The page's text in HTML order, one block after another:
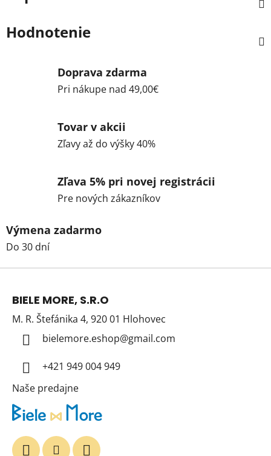
Hodnotenie
Doprava zdarma
Pri nákupe nad 49,00€
Tovar v akcii
Zľavy až do výšky 40%
Zľava 5% pri novej registrácii
Pre nových zákazníkov
Výmena zadarmo
Do 30 dní
Z
BIELE MORE, S.R.O
M. R. Štefánika 4, 920 01 Hlohovec
bielemore.eshop@gmail.com
+421 949 004 949
Naše predajne